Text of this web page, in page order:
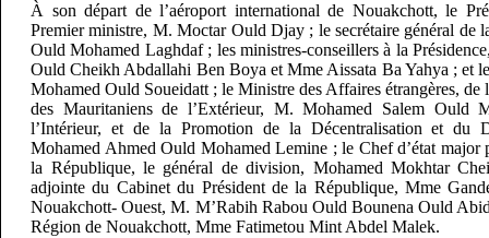
À son départ de l’aéroport international de Nouakchott, le
Premier ministre, M. Moctar Ould Djay ; le secrétaire général de
Ould Mohamed Laghdaf ; les ministres-conseillers à la
Ould Cheikh Abdallahi Ben Boya et Mme Aissata Ba Yahya ; et
Mohamed Ould Soueidatt ; le Ministre des Affaires étrangères, de
des Mauritaniens de l’Extérieur, M. Mohamed Salem Ould
l’Intérieur, et de la Promotion de la Décentralisation et du
Mohamed Ahmed Ould Mohamed Lemine ; le Chef d’état major
la République, le général de division, Mohamed Mokhtar
adjointe du Cabinet du Président de la République, Mme
Nouakchott- Ouest, M. M’Rabih Rabou Ould Bounena Ould
Région de Nouakchott, Mme Fatimetou Mint Abdel Malek.